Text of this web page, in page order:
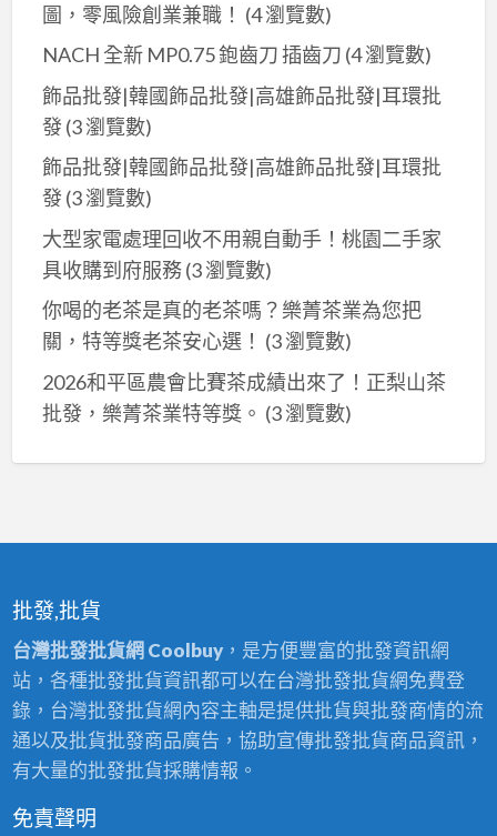
圖，零風險創業兼職！ (4 瀏覽數)
NACH 全新 MP0.75 鉋齒刀 插齒刀 (4 瀏覽數)
飾品批發|韓國飾品批發|高雄飾品批發|耳環批
發(3 瀏覽數)
飾品批發|韓國飾品批發|高雄飾品批發|耳環批
發(3 瀏覽數)
大型家電處理回收不用親自動手！桃園二手家
具收購到府服務(3 瀏覽數)
你喝的老茶是真的老茶嗎？樂菁茶業為您把
關，特等獎老茶安心選！ (3 瀏覽數)
2026和平區農會比賽茶成績出來了！正梨山茶
批發，樂菁茶業特等獎。 (3 瀏覽數)
批發,批貨
台灣批發批貨網 Coolbuy，是方便豐富的批發資訊網
站，各種批發批貨資訊都可以在台灣批發批貨網免費登
錄，台灣批發批貨網內容主軸是提供批貨與批發商情的流
通以及批貨批發商品廣告，協助宣傳批發批貨商品資訊，
有大量的批發批貨採購情報。
免責聲明